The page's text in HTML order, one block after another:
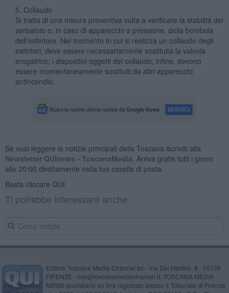
5. Collaudo
Si tratta di una misura preventiva volta a verificare la stabilità del
serbatoio o, in caso di apparecchi a pressione, della bombola
dell'estintore. Nel momento in cui si realizza un collaudo degli
estintori, deve essere necessariamente sostituita la valvola
erogatrice; i dispositivi oggetti del collaudo, infine, devono
essere momentaneamente sostituiti da altri apparecchi
antincendio.
Se vuoi leggere le notizie principali della Toscana iscriviti alla
Newsletter QUInews - ToscanaMedia. Arriva gratis tutti i giorni
alle 20:00 direttamente nella tua casella di posta.
Basta cliccare QUI
Ti potrebbe interessare anche:
Editore Toscana Media Channel srl - Via Dei Martelli, 8 - 50129
FIRENZE - info@toscanamediachannel.it. TOSCANA MEDIA
NEWS quotidiano on line registrato presso il Tribunale di Firenze